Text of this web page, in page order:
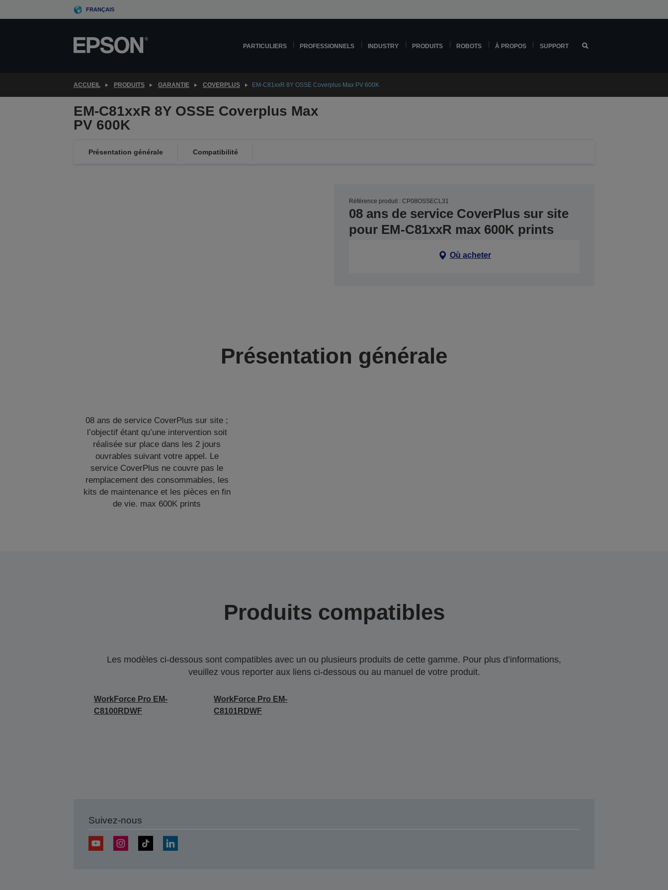
to
FRANÇAIS
PARTICULIERS PROFESSIONNELS INDUSTRY PRODUITS ROBOTS À PROPOS SUPPORT
ACCUEIL PRODUITS GARANTIE COVERPLUS EM-C81xxR 8Y OSSE Coverplus Max PV 600K
EM-C81xxR 8Y OSSE Coverplus Max
PV 600K
Présentation générale Compatibilité
Référence produit : CP08OSSECL31
08 ans de service CoverPlus sur site
pour EM-C81xxR max 600K prints
Où acheter
Présentation générale
08 ans de service CoverPlus sur site ;
l’objectif étant qu’une intervention soit
réalisée sur place dans les 2 jours
ouvrables suivant votre appel. Le
service CoverPlus ne couvre pas le
remplacement des consommables, les
kits de maintenance et les pièces en fin
de vie. max 600K prints
Produits compatibles
Les modèles ci-dessous sont compatibles avec un ou plusieurs produits de cette gamme. Pour plus d’informations,
veuillez vous reporter aux liens ci-dessous ou au manuel de votre produit.
WorkForce Pro EM-
C8100RDWF
WorkForce Pro EM-
C8101RDWF
Suivez-nous